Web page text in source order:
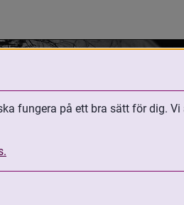
fungera på ett bra sätt för dig. Vi